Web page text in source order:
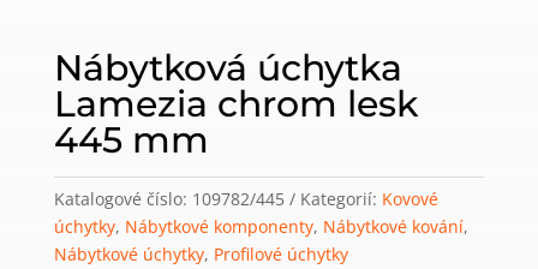
Nábytková úchytka
Lamezia chrom lesk
445 mm
Katalogové číslo: 109782/445 Kategorií: Kovové
úchytky, Nábytkové komponenty, Nábytkové kování,
Nábytkové úchytky, Profilové úchytky